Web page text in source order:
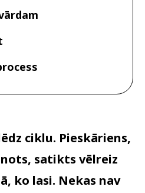
ciklu. Pieskāriens,
satikts vēlreiz
ko lasi. Nekas nav